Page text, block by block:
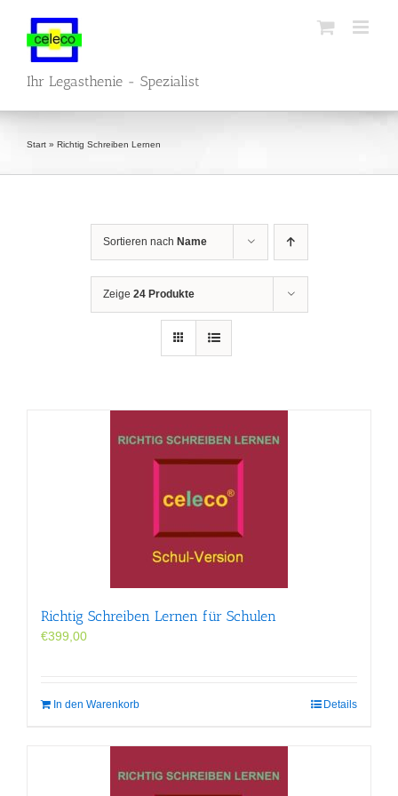
springen
Ihr Legasthenie - Spezialist
Start » Richtig Schreiben Lernen
Sortieren nach Name
Zeige 24 Produkte
Richtig Schreiben Lernen für Schulen
€399,00
In den Warenkorb Details